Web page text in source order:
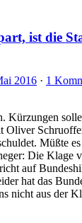
ist die
2016 · 1
Kürzungen
Oliver
Müßte
Die Klage
auf
hat das
nicht aus der